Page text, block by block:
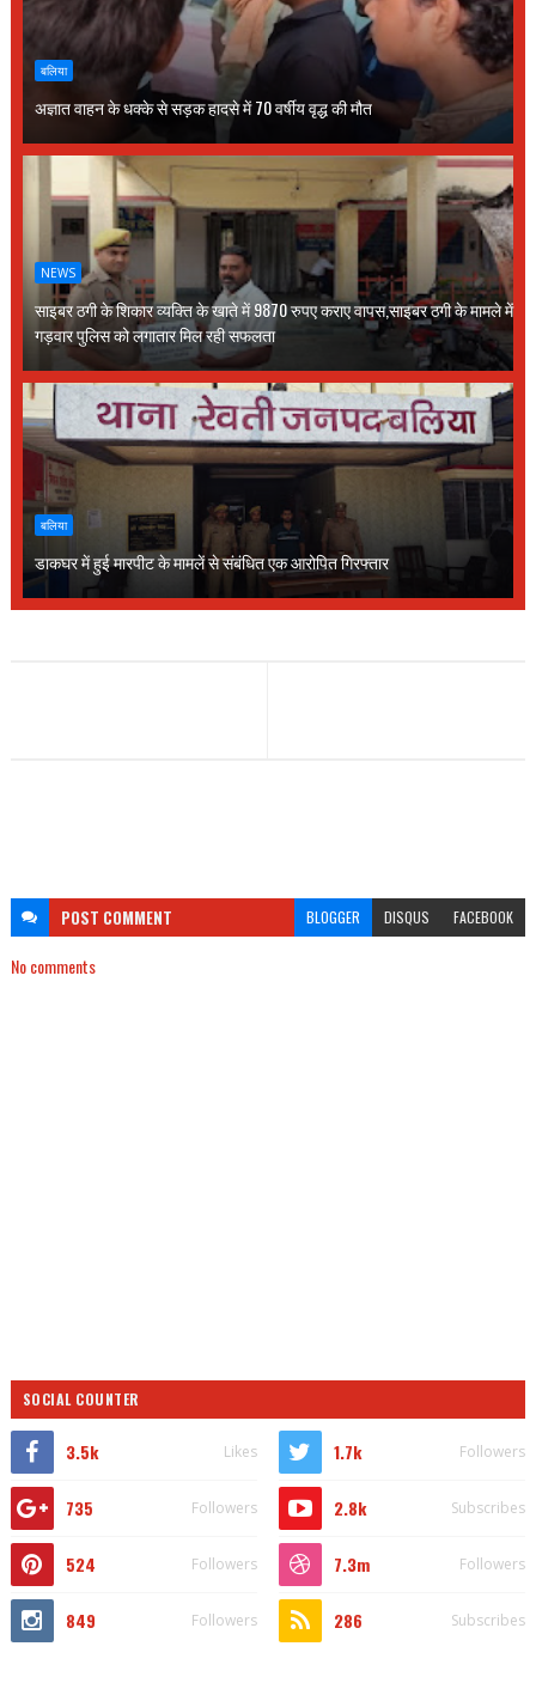
बलिया
अज्ञात वाहन के धक्के से सड़क हादसे में 70 वर्षीय वृद्ध की मौत
NEWS
साइबर ठगी के शिकार व्यक्ति के खाते में 9870 रुपए कराए वापस,साइबर ठगी के मामले में
गड़वार पुलिस को लगातार मिल रही सफलता
बलिया
डाकघर में हुई मारपीट के मामलें से संबंधित एक आरोपित गिरफ्तार
POST COMMENT BLOGGER DISQUS FACEBOOK
No comments
SOCIAL COUNTER
3.5k Likes 1.7k Followers
735 Followers 2.8k Subscribes
524 Followers 7.3m Followers
849 Followers 286 Subscribes